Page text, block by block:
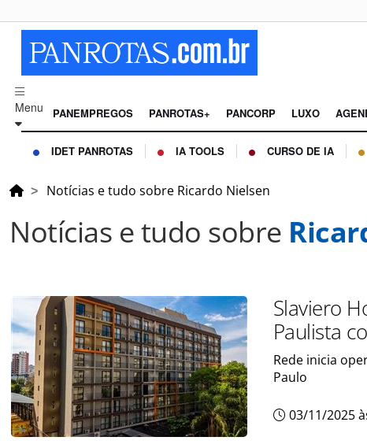
Menu PANEMPREGOS PANROTAS+ PANCORP LUXO
IDET PANROTAS IA TOOLS CURSO DE IA
Notícias e tudo sobre Ricardo Nielsen
Notícias e tudo sobre
Slaviero
Paulista
Rede inicia
Paulo
03/11/2025